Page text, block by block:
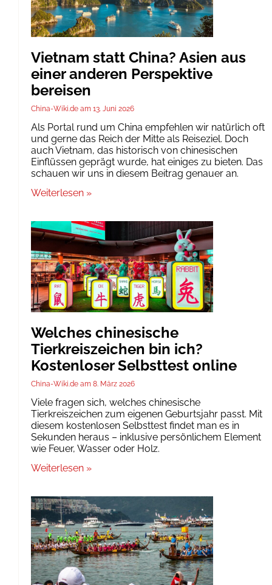
Vietnam statt China? Asien aus
einer anderen Perspektive
bereisen
China-Wiki.de 13. Juni 2026
Als Portal rund um China empfehlen wir natürlich oft
und gerne das Reich der Mitte als Reiseziel. Doch
auch Vietnam, das historisch von chinesischen
Einflüssen geprägt wurde, hat einiges zu bieten. Das
schauen wir uns in diesem Beitrag genauer an.
Weiterlesen »
Welches chinesische
Tierkreiszeichen bin ich?
Kostenloser Selbsttest online
China-Wiki.de 8. März 2026
Viele fragen sich, welches chinesische
Tierkreiszeichen zum eigenen Geburtsjahr passt. Mit
diesem kostenlosen Selbsttest findet man es in
Sekunden heraus – inklusive persönlichem Element
wie Feuer, Wasser oder Holz.
Weiterlesen »